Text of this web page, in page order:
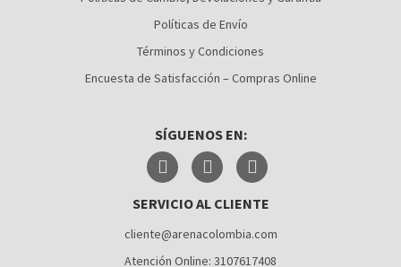
Políticas de Envío
Términos y Condiciones
Encuesta de Satisfacción – Compras Online
SÍGUENOS EN:
SERVICIO AL CLIENTE
cliente@arenacolombia.com
Atención Online: 3107617408